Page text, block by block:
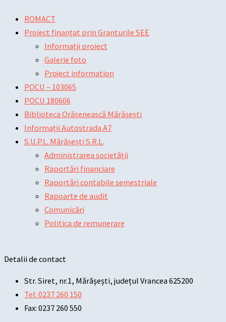
content
Menu
ROMACT
Proiect finanțat prin Granturile SEE
Informații proiect
Galerie foto
Project information
POCU – 103065
POCU 180606
Biblioteca Orășenească Mărășești
Informații Autostrada A7
S.U.P.L. Mărășești S.R.L.
Administrarea societății
Raportări financiare
Raportări contabile semestriale
Rapoarte de audit
Comunicări
Politica de remunerare
Detalii de contact
Str. Siret, nr.1, Mărășești, județul Vrancea 625200
Tel: 0237 260 150
Fax: 0237 260 550
Menunavigation